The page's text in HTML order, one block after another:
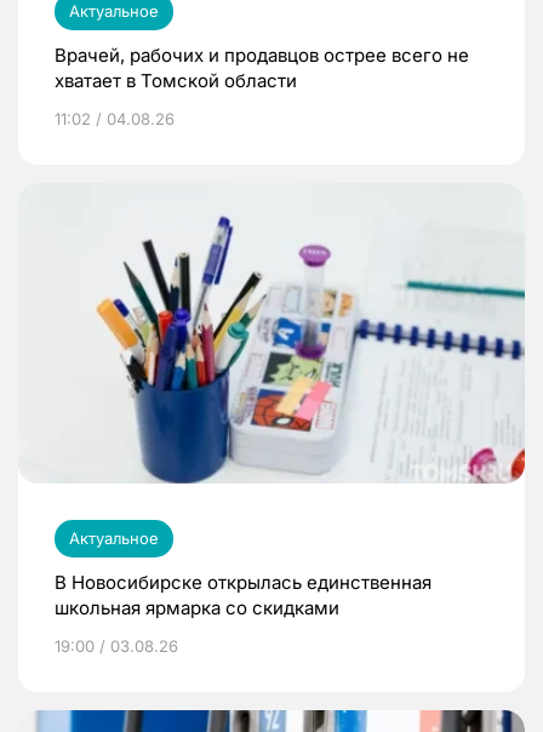
Актуальное
Врачей, рабочих и продавцов острее всего не
хватает в Томской области
11:02 / 04.08.26
Актуальное
В Новосибирске открылась единственная
школьная ярмарка со скидками
19:00 / 03.08.26